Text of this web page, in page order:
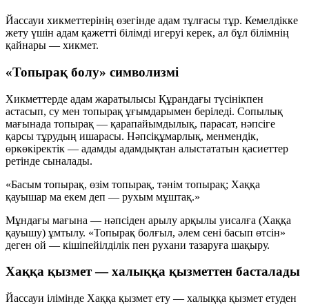
Йассауи хикметтерінің өзегінде адам тұлғасы тұр. Кемелдікке
жету үшін адам қажетті білімді игеруі керек, ал бұл білімнің
қайнары — хикмет.
«Топырақ болу» символизмі
Хикметтерде адам жаратылысы Құрандағы түсінікпен
астасып, су мен топырақ ұғымдарымен беріледі. Сопылық
мағынада топырақ — қарапайымдылық, парасат, нәпсіге
қарсы тұрудың ишарасы. Нәпсіқұмарлық, менмендік,
өркөкіректік — адамды адамдықтан алыстататын қасиеттер
ретінде сыналады.
«Басым топырақ, өзім топырақ, тәнім топырақ; Хаққа
қауышар ма екем деп — рухым мұштақ.»
Мұндағы мағына — нәпсіден арылу арқылы уисалға (Хаққа
қауышу) ұмтылу. «Топырақ болғыл, әлем сені басып өтсін»
деген ой — кішіпейілділік пен рухани тазаруға шақыру.
Хаққа қызмет — халыққа қызметтен басталады
Йассауи ілімінде Хаққа қызмет ету — халыққа қызмет етуден